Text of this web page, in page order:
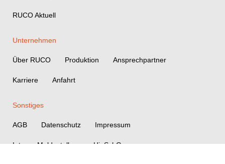
RUCO Aktuell
Unternehmen
Über RUCO Produktion Ansprechpartner
Karriere Anfahrt
Sonstiges
AGB Datenschutz Impressum
Interne Meldestelle gem. HinSchG